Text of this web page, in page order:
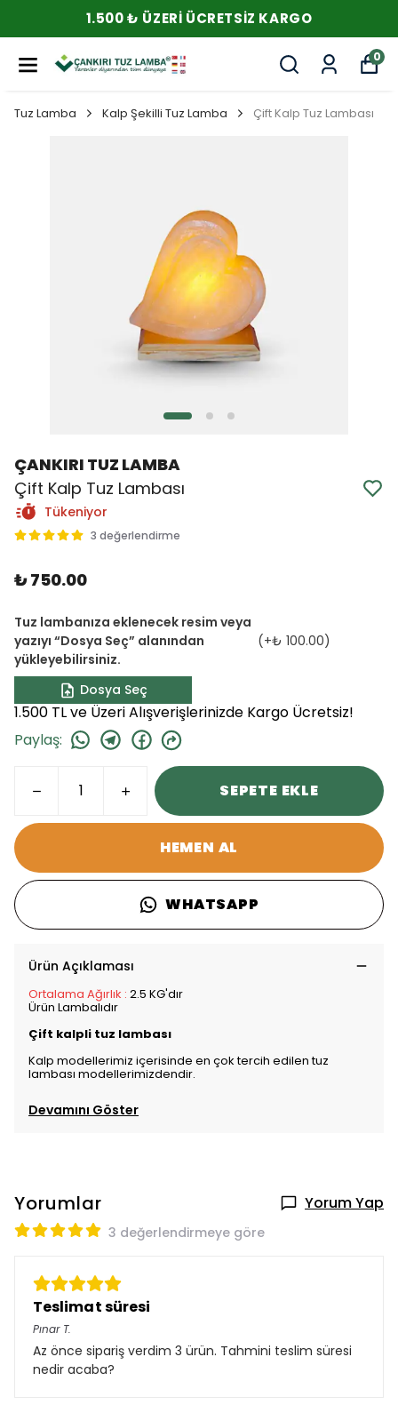
1.500 ₺ ÜZERI ÜCRETSIZ KARGO
0
Tuz Lamba Kalp Şekilli Tuz Lamba Çift Kalp Tuz Lambası
ÇANKIRI TUZ LAMBA
Çift Kalp Tuz Lambası
Tükeniyor
3 değerlendirme
₺ 750.00
Tuz lambanıza eklenecek resim veya
yazıyı “Dosya Seç” alanından
yükleyebilirsiniz.
(+₺ 100.00)
Dosya Seç
1.500 TL ve Üzeri Alışverişlerinizde Kargo Ücretsiz!
Paylaş:
SEPETE EKLE
HEMEN AL
WHATSAPP
Ürün Açıklaması
Ortalama Ağırlık : 2.5 KG'dır
Ürün Lambalıdır
Çift kalpli tuz lambası
Kalp modellerimiz içerisinde en çok tercih edilen tuz
lambası modellerimizdendir.
Devamını Göster
Yorumlar Yorum Yap
3 değerlendirmeye göre
Teslimat süresi
Pınar T.
Az önce sipariş verdim 3 ürün. Tahmini teslim süresi
nedir acaba?